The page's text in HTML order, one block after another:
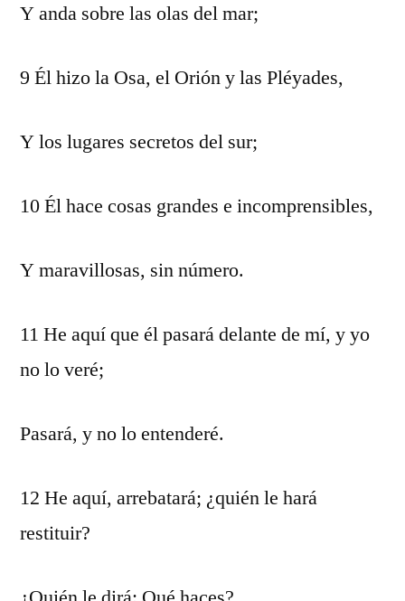
Y anda sobre las olas del mar;
9 Él hizo la Osa, el Orión y las Pléyades,
Y los lugares secretos del sur;
10 Él hace cosas grandes e incomprensibles,
Y maravillosas, sin número.
11 He aquí que él pasará delante de mí, y yo
no lo veré;
Pasará, y no lo entenderé.
12 He aquí, arrebatará; ¿quién le hará
restituir?